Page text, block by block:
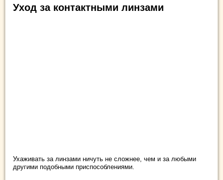
Уход за контактными линзами
Ухаживать за линзами ничуть не сложнее, чем и за любыми
другими подобными приспособлениями.